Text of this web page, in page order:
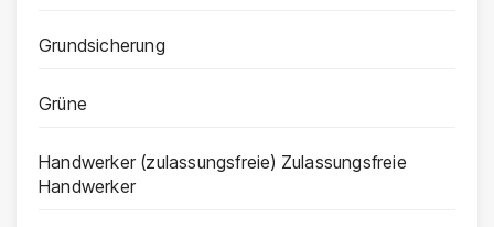
Grundsicherung
Grüne
Handwerker (zulassungsfreie) Zulassungsfreie
Handwerker